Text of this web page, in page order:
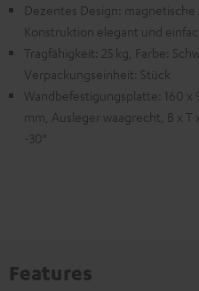
Dezentes Design:
Konstruktion elegant und
Tragfähigkeit: 25 kg, Farbe:
Verpackungseinheit: Stück
Wandbefestigungsplatte: 160 x
mm, Ausleger waagrecht, B x T
-30°
Features